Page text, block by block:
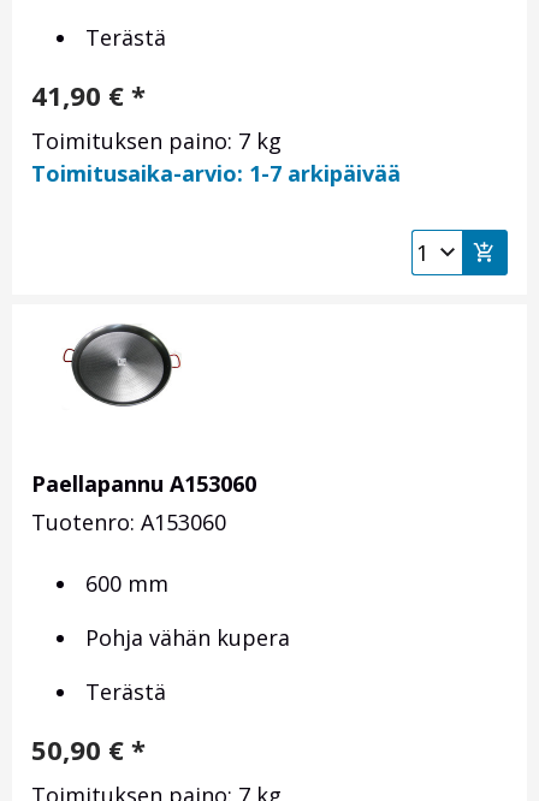
Terästä
41,90 € *
Toimituksen paino: 7 kg
Toimitusaika-arvio: 1-7 arkipäivää
Paellapannu A153060
Tuotenro: A153060
600 mm
Pohja vähän kupera
Terästä
50,90 € *
Toimituksen paino: 7 kg